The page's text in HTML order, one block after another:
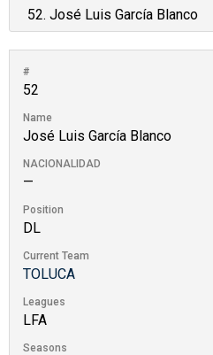
#
52
Name
José Luis García Blanco
NACIONALIDAD
—
Position
DL
Current Team
TOLUCA
Leagues
LFA
Seasons